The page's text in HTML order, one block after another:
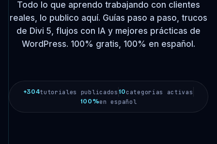
Todo lo que aprendo trabajando con clientes
reales, lo publico aquí. Guías paso a paso, trucos
de Divi 5, flujos con IA y mejores prácticas de
WordPress. 100% gratis, 100% en español.
+304tutoriales publicados 10categorías activas
100%en español